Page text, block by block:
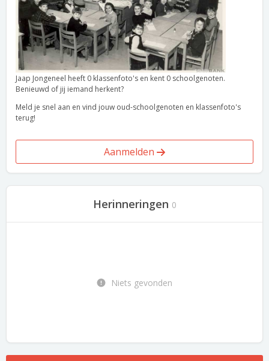
Jaap Jongeneel heeft 0 klassenfoto's en kent 0 schoolgenoten.
Benieuwd of jij iemand herkent?
Meld je snel aan en vind jouw oud-schoolgenoten en klassenfoto's
terug!
Aanmelden
Herinneringen 0
Niets gevonden